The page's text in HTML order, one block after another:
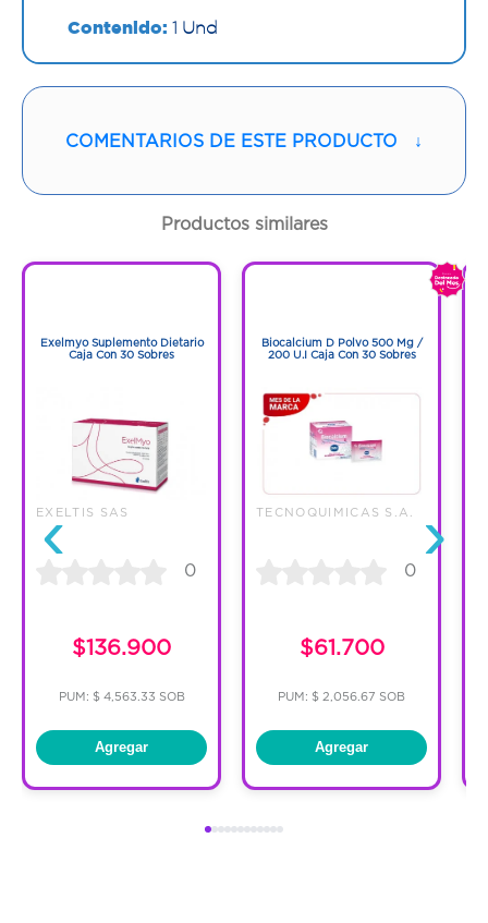
Contenido: 1 Und
Código:1286268
COMENTARIOS DE ESTE PRODUCTO ↓
Productos similares
‹
Exelmyo Suplemento Dietario
Caja Con 30 Sobres
EXELTIS SAS
0
$136.900
PUM: $ 4,563.33 SOB
Agregar
Biocalcium D Polvo 500 Mg /
200 U.I Caja Con 30 Sobres
TECNOQUIMICAS S.A.
0
$61.700
PUM: $ 2,056.67 SOB
Agregar
›